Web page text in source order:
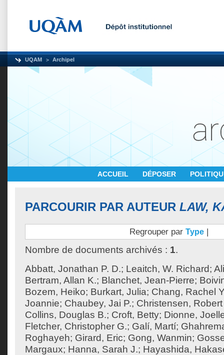
UQAM Archipel
ACCUEIL DÉPOSER
PARCOURIR PAR AUTEUR LAW,
Regrouper par Type |
Nombre de documents archivés : 1.
Abbatt, Jonathan P. D.; Leaitch, W. Richard;
Bertram, Allan K.; Blanchet, Jean-Pierre;
Bozem, Heiko; Burkart, Julia; Chang, Rachel
Joannie; Chaubey, Jai P.; Christensen,
Collins, Douglas B.; Croft, Betty; Dionne,
Fletcher, Christopher G.; Galí, Martí;
Roghayeh; Girard, Eric; Gong, Wanmin;
Margaux; Hanna, Sarah J.; Hayashida,